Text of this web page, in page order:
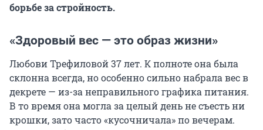
борьбе за стройность.
«Здоровый вес — это образ жизни»
Любови Трефиловой 37 лет. К полноте она была
склонна всегда, но особенно сильно набрала вес в
декрете — из-за неправильного графика питания.
В то время она могла за целый день не съесть ни
крошки, зато часто «кусочничала» по вечерам.